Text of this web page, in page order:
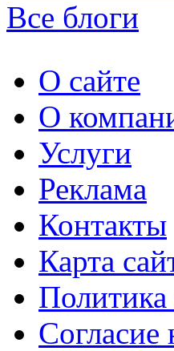
Все блоги
О сайте
О
Услуги
Реклама
Контакты
Карта
Согласие